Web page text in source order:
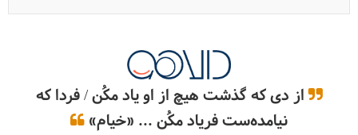
از دی که گذشت هیچ از او یاد مکُن / فردا که
نیامده‌ست فریاد مکُن ... «خیام»